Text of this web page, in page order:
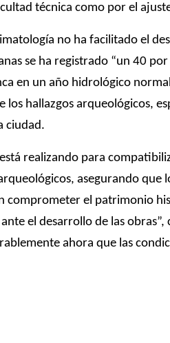
técnica como por el
no ha facilitado el
se ha registrado “un 40
en un año hidrológico
hallazgos arqueológicos,
ciudad.
realizando para
asegurando que
comprometer el patrimonio
el desarrollo de las obras”,
ahora que las